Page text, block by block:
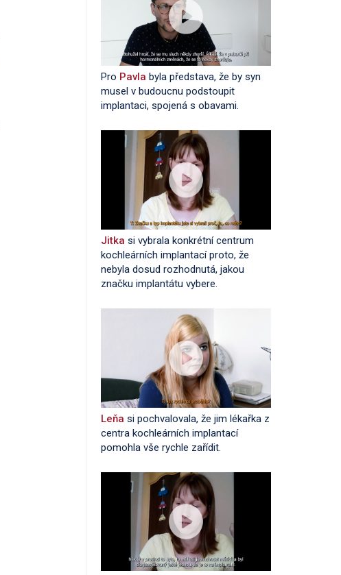
Pro Pavla byla představa, že by syn
musel v budoucnu podstoupit
implantaci, spojená s obavami.
Jitka si vybrala konkrétní centrum
kochleárních implantací proto, že
nebyla dosud rozhodnutá, jakou
značku implantátu vybere.
Leňa si pochvalovala, že jim lékařka z
centra kochleárních implantací
pomohla vše rychle zařídit.